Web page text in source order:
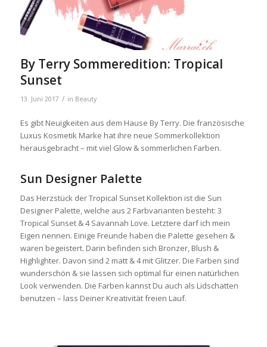
By Terry Sommeredition: Tropical
Sunset
13. Juni 2017 / in Beauty
Es gibt Neuigkeiten aus dem Hause By Terry. Die französische
Luxus Kosmetik Marke hat ihre neue Sommerkollektion
herausgebracht – mit viel Glow & sommerlichen Farben.
Sun Designer Palette
Das Herzstück der Tropical Sunset Kollektion ist die Sun
Designer Palette, welche aus 2 Farbvarianten besteht: 3
Tropical Sunset & 4 Savannah Love. Letztere darf ich mein
Eigen nennen. Einige Freunde haben die Palette gesehen &
waren begeistert. Darin befinden sich Bronzer, Blush &
Highlighter. Davon sind 2 matt & 4 mit Glitzer. Die Farben sind
wunderschön & sie lassen sich optimal für einen natürlichen
Look verwenden. Die Farben kannst Du auch als Lidschatten
benutzen – lass Deiner Kreativität freien Lauf.